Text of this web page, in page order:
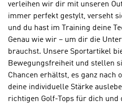
verleihen wir dir mit unseren
immer perfekt gestylt, verseht
und du hast im Training deine
Genau wie wir – um dir die
brauchst. Unsere Sportartikel
Bewegungsfreiheit und stellen
Chancen erhältst, es ganz nach
deine individuelle Stärke
richtigen Golf-Tops für dich und